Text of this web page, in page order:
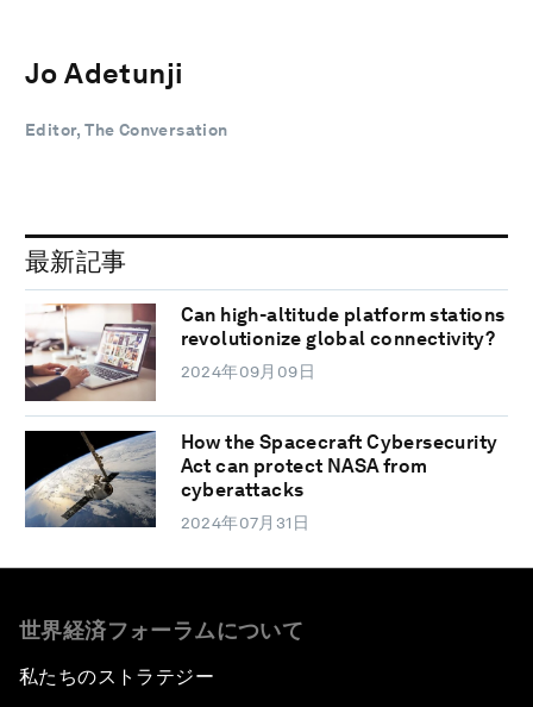
Jo Adetunji
Editor, The Conversation
最新記事
Can high-altitude platform stations
revolutionize global connectivity?
2024年09月09日
How the Spacecraft Cybersecurity
Act can protect NASA from
cyberattacks
2024年07月31日
世界経済フォーラムについて
私たちのストラテジー